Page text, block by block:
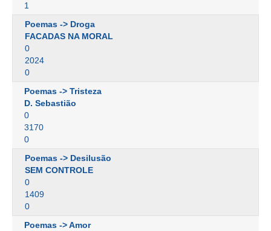
1
Poemas -> Droga
FACADAS NA MORAL
0
2024
0
Poemas -> Tristeza
D. Sebastião
0
3170
0
Poemas -> Desilusão
SEM CONTROLE
0
1409
0
Poemas -> Amor